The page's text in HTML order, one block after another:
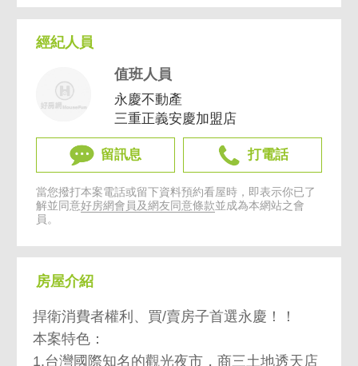
經紀人員
值班人員
永慶不動產
三重正義安慶加盟店
留訊息 打電話
當您撥打本案電話或留下資料預約看屋時，即表示你已了
解並同意好房網會員及網友同意條款並成為本網站之會
員。
房屋介紹
捍衛消費者權利、買/賣房子首選永慶！！
本案特色：
1.台灣國際知名的觀光夜市，商三土地透天店